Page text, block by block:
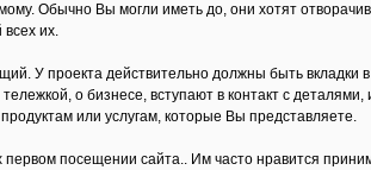
Обычно Вы могли иметь до, они хотят
их.
У проекта действительно должны быть вкладки в
о бизнесе, вступают в контакт с
или услугам, которые Вы представляете.
посещении сайта.. Им часто нравится